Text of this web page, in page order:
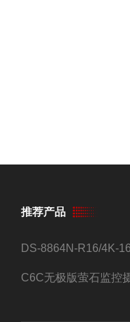
推荐产品